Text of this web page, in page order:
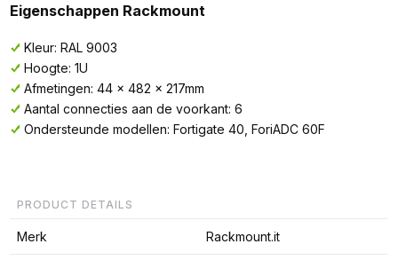
Eigenschappen Rackmount
Kleur: RAL 9003
Hoogte: 1U
Afmetingen: 44 x 482 x 217mm
Aantal connecties aan de voorkant: 6
Ondersteunde modellen: Fortigate 40, ForiADC 60F
PRODUCT DETAILS
Merk Rackmount.it